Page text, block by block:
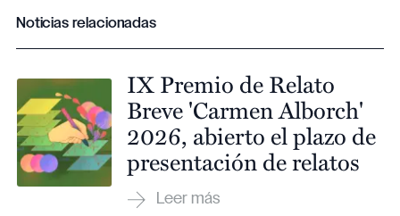
Noticias relacionadas
IX Premio de Relato
Breve 'Carmen Alborch'
2026, abierto el plazo de
presentación de relatos